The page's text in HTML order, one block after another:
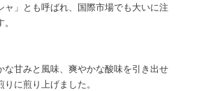
ャ」とも呼ばれ、国際市場でも大いに注
な甘みと風味、爽やかな酸味を引き出せ
に煎り上げました。